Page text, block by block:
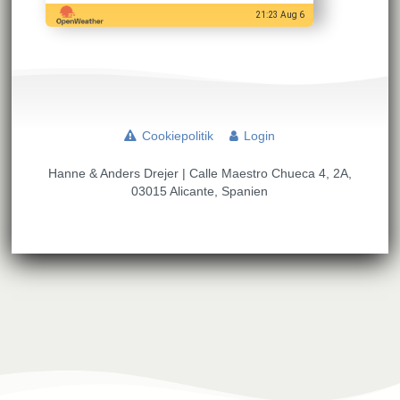
21:23 Aug 6
Cookiepolitik Login
Hanne & Anders Drejer | Calle Maestro Chueca 4, 2A,
03015 Alicante, Spanien